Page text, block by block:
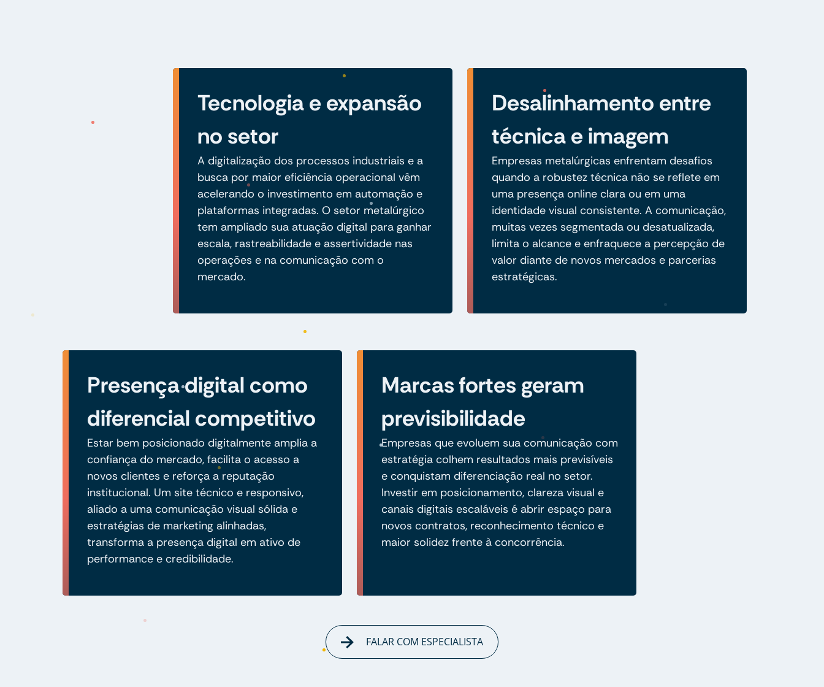
Tecnologia e expansão
no setor
A digitalização dos processos industriais e a
busca por maior eficiência operacional vêm
acelerando o investimento em automação e
plataformas integradas. O setor metalúrgico
tem ampliado sua atuação digital para ganhar
escala, rastreabilidade e assertividade nas
operações e na comunicação com o
mercado.
Desalinhamento entre
técnica e imagem
Empresas metalúrgicas enfrentam desafios
quando a robustez técnica não se reflete em
uma presença online clara ou em uma
identidade visual consistente. A comunicação,
muitas vezes segmentada ou desatualizada,
limita o alcance e enfraquece a percepção de
valor diante de novos mercados e parcerias
estratégicas.
Presença digital como
diferencial competitivo
Estar bem posicionado digitalmente amplia a
confiança do mercado, facilita o acesso a
novos clientes e reforça a reputação
institucional. Um site técnico e responsivo,
aliado a uma comunicação visual sólida e
estratégias de marketing alinhadas,
transforma a presença digital em ativo de
performance e credibilidade.
Marcas fortes geram
previsibilidade
Empresas que evoluem sua comunicação com
estratégia colhem resultados mais previsíveis
e conquistam diferenciação real no setor.
Investir em posicionamento, clareza visual e
canais digitais escaláveis é abrir espaço para
novos contratos, reconhecimento técnico e
maior solidez frente à concorrência.
FALAR COM ESPECIALISTA